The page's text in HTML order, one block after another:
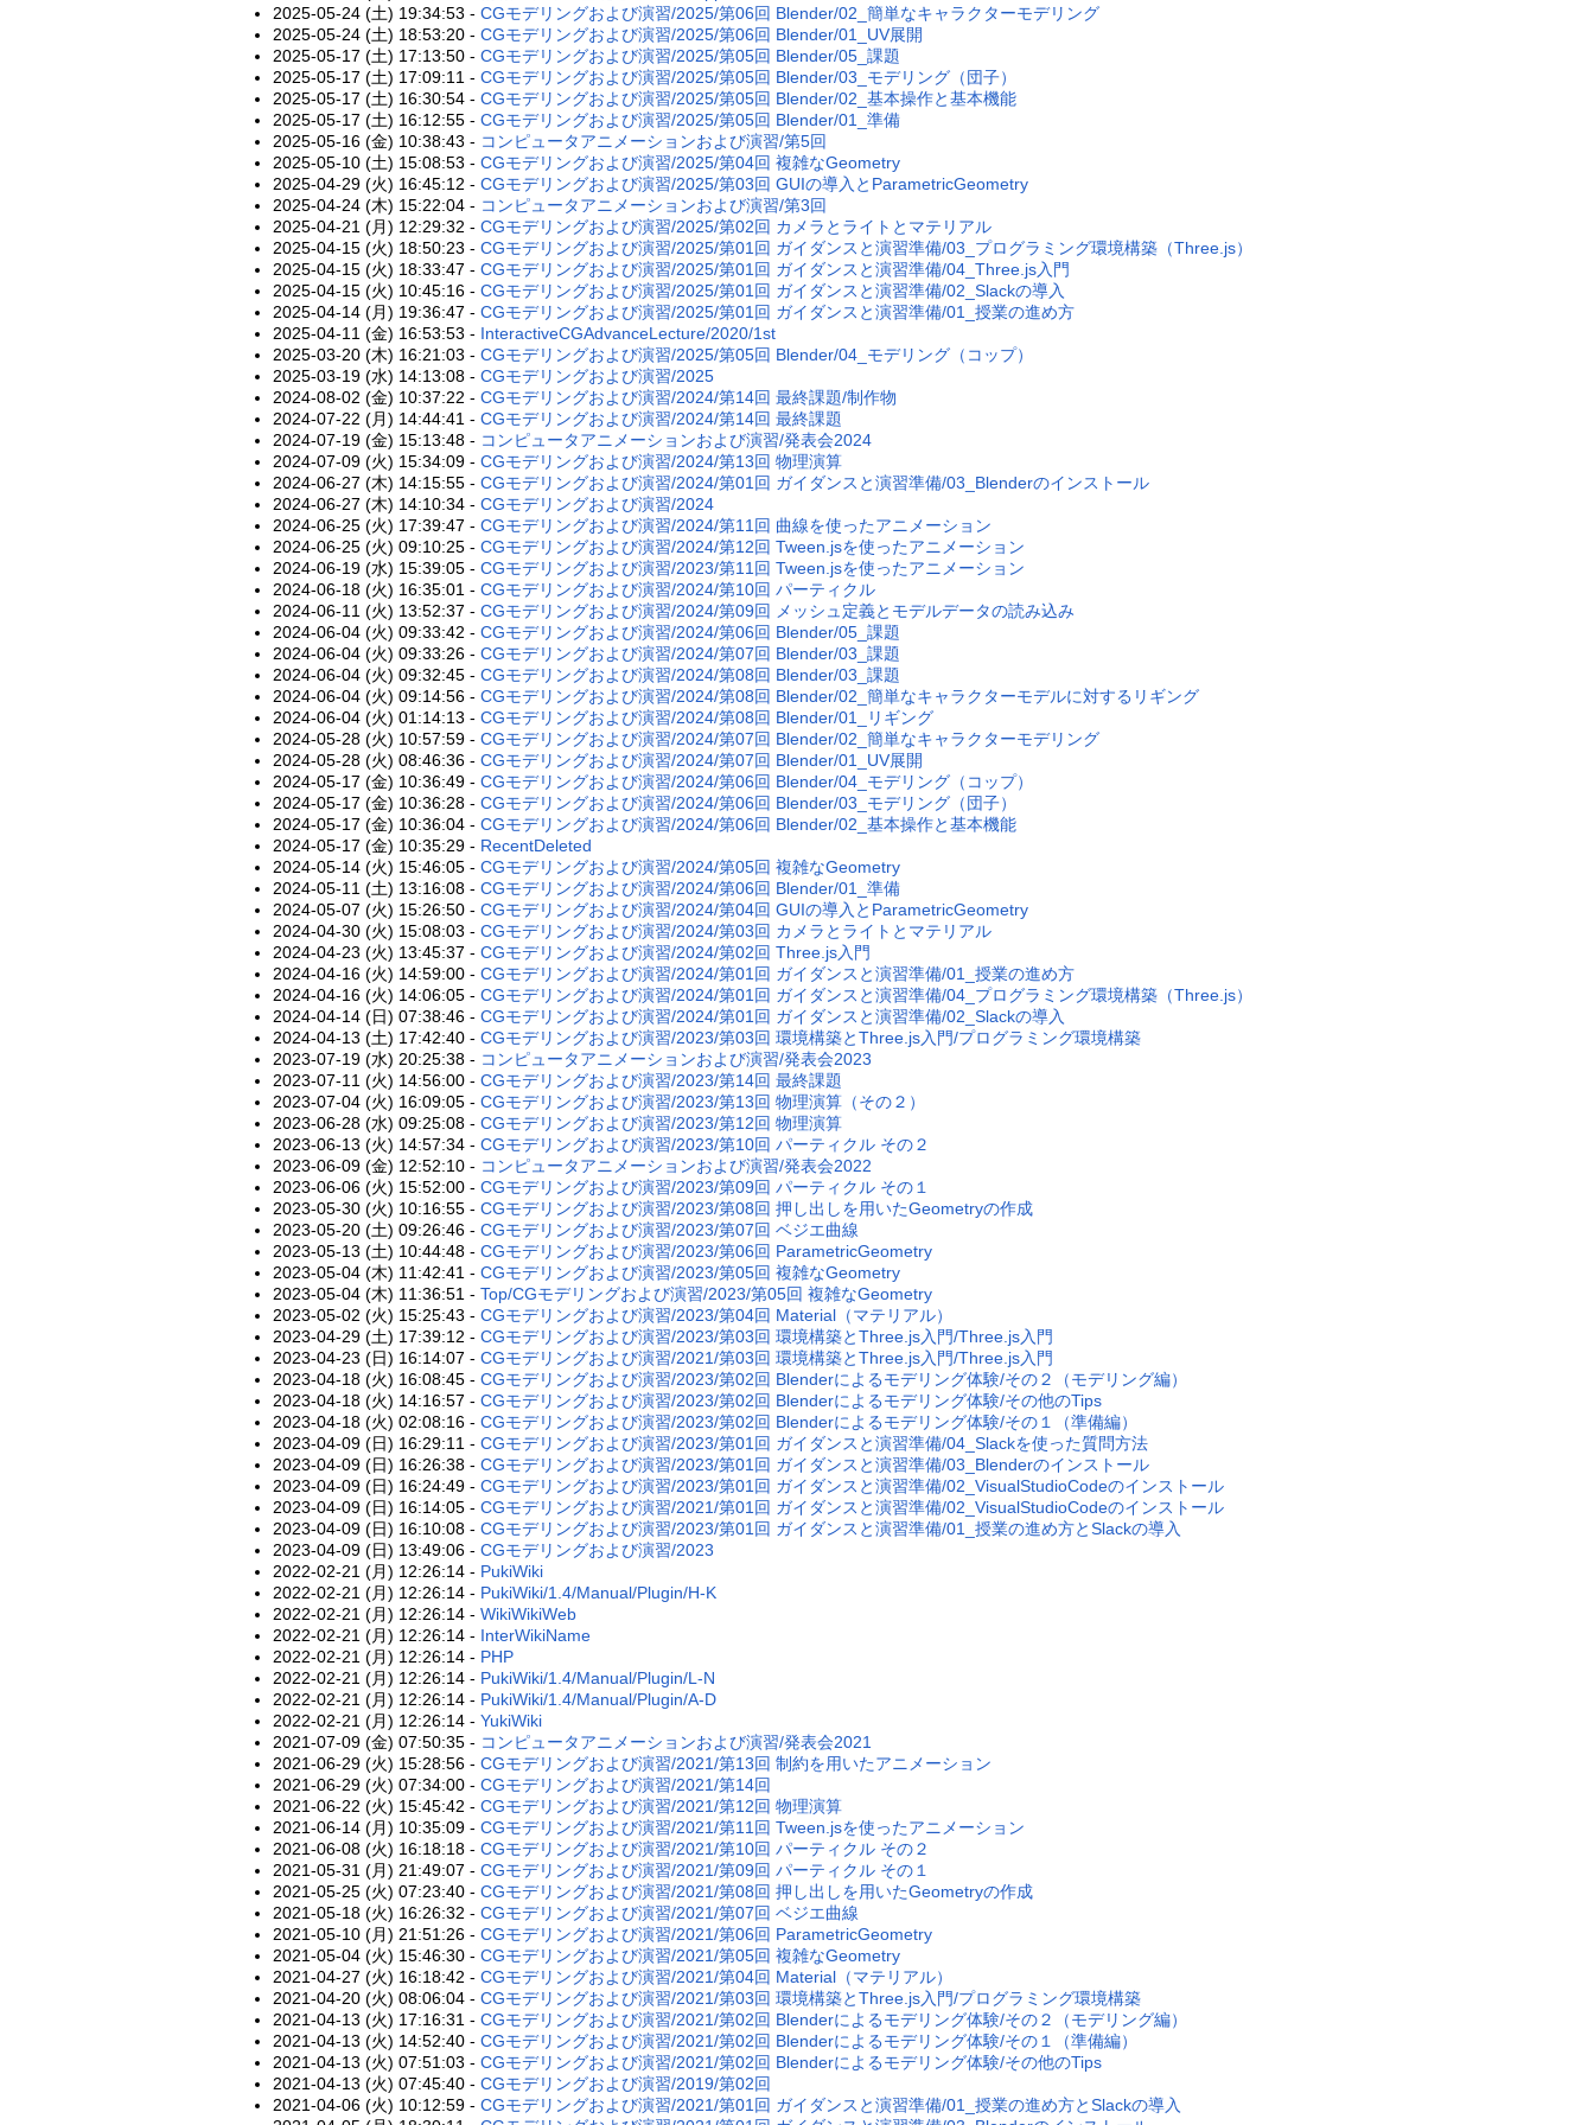
2025-05-24 (土) 19:34:53 - CGモデリングおよび演習/2025/第06回 Blender/02_簡単なキャラクターモデリング
2025-05-24 (土) 18:53:20 - CGモデリングおよび演習/2025/第06回 Blender/01_UV展開
2025-05-17 (土) 17:13:50 - CGモデリングおよび演習/2025/第05回 Blender/05_課題
2025-05-17 (土) 17:09:11 - CGモデリングおよび演習/2025/第05回 Blender/03_モデリング（団子）
2025-05-17 (土) 16:30:54 - CGモデリングおよび演習/2025/第05回 Blender/02_基本操作と基本機能
2025-05-17 (土) 16:12:55 - CGモデリングおよび演習/2025/第05回 Blender/01_準備
2025-05-16 (金) 10:38:43 - コンピュータアニメーションおよび演習/第5回
2025-05-10 (土) 15:08:53 - CGモデリングおよび演習/2025/第04回 複雑なGeometry
2025-04-29 (火) 16:45:12 - CGモデリングおよび演習/2025/第03回 GUIの導入とParametricGeometry
2025-04-24 (木) 15:22:04 - コンピュータアニメーションおよび演習/第3回
2025-04-21 (月) 12:29:32 - CGモデリングおよび演習/2025/第02回 カメラとライトとマテリアル
2025-04-15 (火) 18:50:23 - CGモデリングおよび演習/2025/第01回 ガイダンスと演習準備/03_プログラミング環境構築（Three.js）
2025-04-15 (火) 18:33:47 - CGモデリングおよび演習/2025/第01回 ガイダンスと演習準備/04_Three.js入門
2025-04-15 (火) 10:45:16 - CGモデリングおよび演習/2025/第01回 ガイダンスと演習準備/02_Slackの導入
2025-04-14 (月) 19:36:47 - CGモデリングおよび演習/2025/第01回 ガイダンスと演習準備/01_授業の進め方
2025-04-11 (金) 16:53:53 - InteractiveCGAdvanceLecture/2020/1st
2025-03-20 (木) 16:21:03 - CGモデリングおよび演習/2025/第05回 Blender/04_モデリング（コップ）
2025-03-19 (水) 14:13:08 - CGモデリングおよび演習/2025
2024-08-02 (金) 10:37:22 - CGモデリングおよび演習/2024/第14回 最終課題/制作物
2024-07-22 (月) 14:44:41 - CGモデリングおよび演習/2024/第14回 最終課題
2024-07-19 (金) 15:13:48 - コンピュータアニメーションおよび演習/発表会2024
2024-07-09 (火) 15:34:09 - CGモデリングおよび演習/2024/第13回 物理演算
2024-06-27 (木) 14:15:55 - CGモデリングおよび演習/2024/第01回 ガイダンスと演習準備/03_Blenderのインストール
2024-06-27 (木) 14:10:34 - CGモデリングおよび演習/2024
2024-06-25 (火) 17:39:47 - CGモデリングおよび演習/2024/第11回 曲線を使ったアニメーション
2024-06-25 (火) 09:10:25 - CGモデリングおよび演習/2024/第12回 Tween.jsを使ったアニメーション
2024-06-19 (水) 15:39:05 - CGモデリングおよび演習/2023/第11回 Tween.jsを使ったアニメーション
2024-06-18 (火) 16:35:01 - CGモデリングおよび演習/2024/第10回 パーティクル
2024-06-11 (火) 13:52:37 - CGモデリングおよび演習/2024/第09回 メッシュ定義とモデルデータの読み込み
2024-06-04 (火) 09:33:42 - CGモデリングおよび演習/2024/第06回 Blender/05_課題
2024-06-04 (火) 09:33:26 - CGモデリングおよび演習/2024/第07回 Blender/03_課題
2024-06-04 (火) 09:32:45 - CGモデリングおよび演習/2024/第08回 Blender/03_課題
2024-06-04 (火) 09:14:56 - CGモデリングおよび演習/2024/第08回 Blender/02_簡単なキャラクターモデルに対するリギング
2024-06-04 (火) 01:14:13 - CGモデリングおよび演習/2024/第08回 Blender/01_リギング
2024-05-28 (火) 10:57:59 - CGモデリングおよび演習/2024/第07回 Blender/02_簡単なキャラクターモデリング
2024-05-28 (火) 08:46:36 - CGモデリングおよび演習/2024/第07回 Blender/01_UV展開
2024-05-17 (金) 10:36:49 - CGモデリングおよび演習/2024/第06回 Blender/04_モデリング（コップ）
2024-05-17 (金) 10:36:28 - CGモデリングおよび演習/2024/第06回 Blender/03_モデリング（団子）
2024-05-17 (金) 10:36:04 - CGモデリングおよび演習/2024/第06回 Blender/02_基本操作と基本機能
2024-05-17 (金) 10:35:29 - RecentDeleted
2024-05-14 (火) 15:46:05 - CGモデリングおよび演習/2024/第05回 複雑なGeometry
2024-05-11 (土) 13:16:08 - CGモデリングおよび演習/2024/第06回 Blender/01_準備
2024-05-07 (火) 15:26:50 - CGモデリングおよび演習/2024/第04回 GUIの導入とParametricGeometry
2024-04-30 (火) 15:08:03 - CGモデリングおよび演習/2024/第03回 カメラとライトとマテリアル
2024-04-23 (火) 13:45:37 - CGモデリングおよび演習/2024/第02回 Three.js入門
2024-04-16 (火) 14:59:00 - CGモデリングおよび演習/2024/第01回 ガイダンスと演習準備/01_授業の進め方
2024-04-16 (火) 14:06:05 - CGモデリングおよび演習/2024/第01回 ガイダンスと演習準備/04_プログラミング環境構築（Three.js）
2024-04-14 (日) 07:38:46 - CGモデリングおよび演習/2024/第01回 ガイダンスと演習準備/02_Slackの導入
2024-04-13 (土) 17:42:40 - CGモデリングおよび演習/2023/第03回 環境構築とThree.js入門/プログラミング環境構築
2023-07-19 (水) 20:25:38 - コンピュータアニメーションおよび演習/発表会2023
2023-07-11 (火) 14:56:00 - CGモデリングおよび演習/2023/第14回 最終課題
2023-07-04 (火) 16:09:05 - CGモデリングおよび演習/2023/第13回 物理演算（その２）
2023-06-28 (水) 09:25:08 - CGモデリングおよび演習/2023/第12回 物理演算
2023-06-13 (火) 14:57:34 - CGモデリングおよび演習/2023/第10回 パーティクル その２
2023-06-09 (金) 12:52:10 - コンピュータアニメーションおよび演習/発表会2022
2023-06-06 (火) 15:52:00 - CGモデリングおよび演習/2023/第09回 パーティクル その１
2023-05-30 (火) 10:16:55 - CGモデリングおよび演習/2023/第08回 押し出しを用いたGeometryの作成
2023-05-20 (土) 09:26:46 - CGモデリングおよび演習/2023/第07回 ベジエ曲線
2023-05-13 (土) 10:44:48 - CGモデリングおよび演習/2023/第06回 ParametricGeometry
2023-05-04 (木) 11:42:41 - CGモデリングおよび演習/2023/第05回 複雑なGeometry
2023-05-04 (木) 11:36:51 - Top/CGモデリングおよび演習/2023/第05回 複雑なGeometry
2023-05-02 (火) 15:25:43 - CGモデリングおよび演習/2023/第04回 Material（マテリアル）
2023-04-29 (土) 17:39:12 - CGモデリングおよび演習/2023/第03回 環境構築とThree.js入門/Three.js入門
2023-04-23 (日) 16:14:07 - CGモデリングおよび演習/2021/第03回 環境構築とThree.js入門/Three.js入門
2023-04-18 (火) 16:08:45 - CGモデリングおよび演習/2023/第02回 Blenderによるモデリング体験/その２（モデリング編）
2023-04-18 (火) 14:16:57 - CGモデリングおよび演習/2023/第02回 Blenderによるモデリング体験/その他のTips
2023-04-18 (火) 02:08:16 - CGモデリングおよび演習/2023/第02回 Blenderによるモデリング体験/その１（準備編）
2023-04-09 (日) 16:29:11 - CGモデリングおよび演習/2023/第01回 ガイダンスと演習準備/04_Slackを使った質問方法
2023-04-09 (日) 16:26:38 - CGモデリングおよび演習/2023/第01回 ガイダンスと演習準備/03_Blenderのインストール
2023-04-09 (日) 16:24:49 - CGモデリングおよび演習/2023/第01回 ガイダンスと演習準備/02_VisualStudioCodeのインストール
2023-04-09 (日) 16:14:05 - CGモデリングおよび演習/2021/第01回 ガイダンスと演習準備/02_VisualStudioCodeのインストール
2023-04-09 (日) 16:10:08 - CGモデリングおよび演習/2023/第01回 ガイダンスと演習準備/01_授業の進め方とSlackの導入
2023-04-09 (日) 13:49:06 - CGモデリングおよび演習/2023
2022-02-21 (月) 12:26:14 - PukiWiki
2022-02-21 (月) 12:26:14 - PukiWiki/1.4/Manual/Plugin/H-K
2022-02-21 (月) 12:26:14 - WikiWikiWeb
2022-02-21 (月) 12:26:14 - InterWikiName
2022-02-21 (月) 12:26:14 - PHP
2022-02-21 (月) 12:26:14 - PukiWiki/1.4/Manual/Plugin/L-N
2022-02-21 (月) 12:26:14 - PukiWiki/1.4/Manual/Plugin/A-D
2022-02-21 (月) 12:26:14 - YukiWiki
2021-07-09 (金) 07:50:35 - コンピュータアニメーションおよび演習/発表会2021
2021-06-29 (火) 15:28:56 - CGモデリングおよび演習/2021/第13回 制約を用いたアニメーション
2021-06-29 (火) 07:34:00 - CGモデリングおよび演習/2021/第14回
2021-06-22 (火) 15:45:42 - CGモデリングおよび演習/2021/第12回 物理演算
2021-06-14 (月) 10:35:09 - CGモデリングおよび演習/2021/第11回 Tween.jsを使ったアニメーション
2021-06-08 (火) 16:18:18 - CGモデリングおよび演習/2021/第10回 パーティクル その２
2021-05-31 (月) 21:49:07 - CGモデリングおよび演習/2021/第09回 パーティクル その１
2021-05-25 (火) 07:23:40 - CGモデリングおよび演習/2021/第08回 押し出しを用いたGeometryの作成
2021-05-18 (火) 16:26:32 - CGモデリングおよび演習/2021/第07回 ベジエ曲線
2021-05-10 (月) 21:51:26 - CGモデリングおよび演習/2021/第06回 ParametricGeometry
2021-05-04 (火) 15:46:30 - CGモデリングおよび演習/2021/第05回 複雑なGeometry
2021-04-27 (火) 16:18:42 - CGモデリングおよび演習/2021/第04回 Material（マテリアル）
2021-04-20 (火) 08:06:04 - CGモデリングおよび演習/2021/第03回 環境構築とThree.js入門/プログラミング環境構築
2021-04-13 (火) 17:16:31 - CGモデリングおよび演習/2021/第02回 Blenderによるモデリング体験/その２（モデリング編）
2021-04-13 (火) 14:52:40 - CGモデリングおよび演習/2021/第02回 Blenderによるモデリング体験/その１（準備編）
2021-04-13 (火) 07:51:03 - CGモデリングおよび演習/2021/第02回 Blenderによるモデリング体験/その他のTips
2021-04-13 (火) 07:45:40 - CGモデリングおよび演習/2019/第02回
2021-04-06 (火) 10:12:59 - CGモデリングおよび演習/2021/第01回 ガイダンスと演習準備/01_授業の進め方とSlackの導入